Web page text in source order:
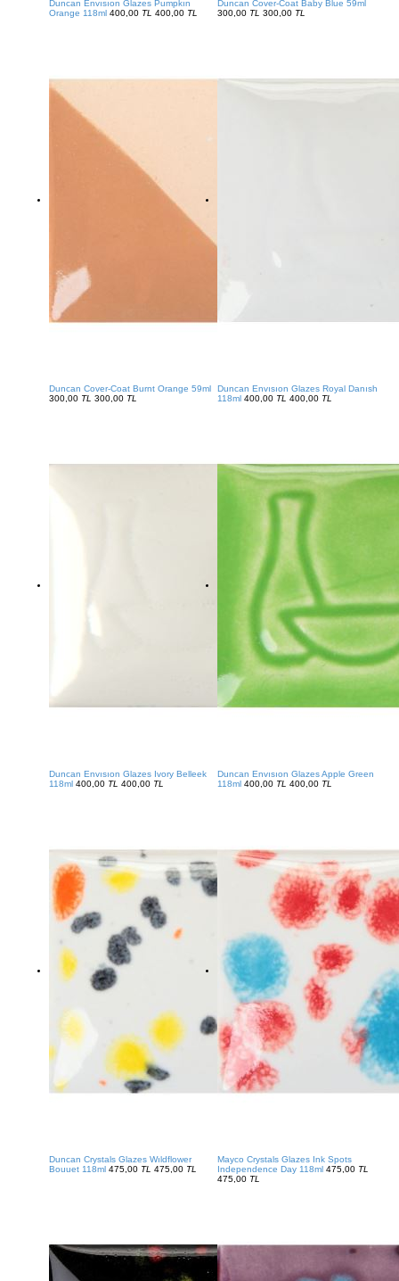
Duncan Envısıon Glazes Pumpkın
Orange 118ml 400,00 TL 400,00 TL
Duncan Cover-Coat Baby Blue 59ml
300,00 TL 300,00 TL
Duncan Cover-Coat Burnt Orange 59ml
300,00 TL 300,00 TL
Duncan Envısıon Glazes Royal Danısh
118ml 400,00 TL 400,00 TL
Duncan Envısıon Glazes Ivory Belleek
118ml 400,00 TL 400,00 TL
Duncan Envısıon Glazes Apple Green
118ml 400,00 TL 400,00 TL
Duncan Crystals Glazes Wıldflower
Bouuet 118ml 475,00 TL 475,00 TL
Mayco Crystals Glazes Ink Spots
Independence Day 118ml 475,00 TL
475,00 TL